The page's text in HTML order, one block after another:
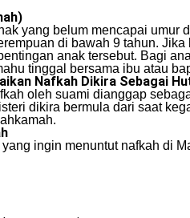
yang belum mencapai
di bawah 9 tahun.
anak tersebut. Bagi
tinggal bersama ibu atau
Nafkah Dikira Sebagai
oleh suami dianggap
dikira bermula dari saat
ingin menuntut nafkah di